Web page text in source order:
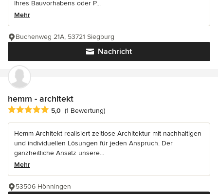
Ihres Bauvorhabens oder P...
Mehr
Nachricht
Buchenweg 21A, 53721 Siegburg
hemm - architekt
Durchschnittliche Bewertung: 5 von 5 Sternen
5,0 (1 Bewertung)
Hemm Architekt realisiert zeitlose Architektur mit nachhaltigen
und individuellen Lösungen für jeden Anspruch. Der
ganzheitliche Ansatz unsere...
Mehr
53506 Hönningen